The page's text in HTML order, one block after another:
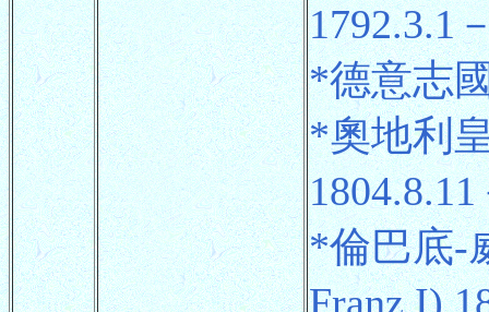
1792.3.1
*德意志
*奧地利
*倫巴底-
Franz I)